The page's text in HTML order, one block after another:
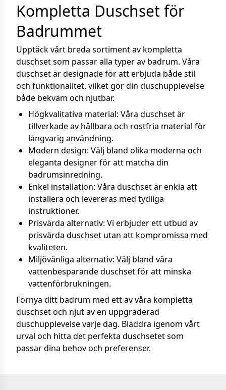
Kompletta Duschset för
Badrummet
Upptäck vårt breda sortiment av kompletta
duschset som passar alla typer av badrum. Våra
duschset är designade för att erbjuda både stil
och funktionalitet, vilket gör din duschupplevelse
både bekväm och njutbar.
Högkvalitativa material: Våra duschset är
tillverkade av hållbara och rostfria material för
långvarig användning.
Modern design: Välj bland olika moderna och
eleganta designer för att matcha din
badrumsinredning.
Enkel installation: Våra duschset är enkla att
installera och levereras med tydliga
instruktioner.
Prisvärda alternativ: Vi erbjuder ett utbud av
prisvärda duschset utan att kompromissa med
kvaliteten.
Miljövänliga alternativ: Välj bland våra
vattenbesparande duschset för att minska
vattenförbrukningen.
Förnya ditt badrum med ett av våra kompletta
duschset och njut av en uppgraderad
duschupplevelse varje dag. Bläddra igenom vårt
urval och hitta det perfekta duschsetet som
passar dina behov och preferenser.